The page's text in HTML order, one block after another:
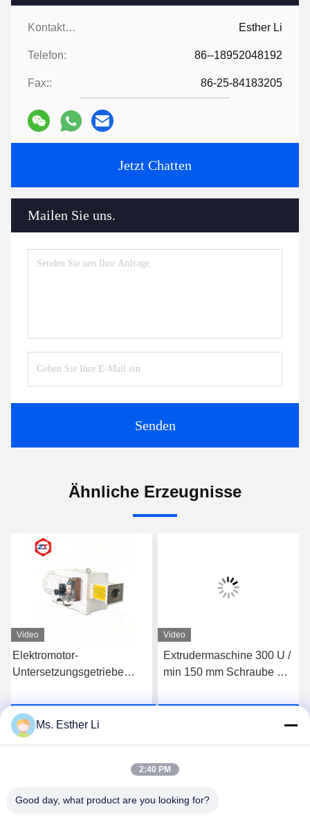
Kontaktpersonen: Esther Li
Telefon: 86--18952048192
Fax:: 86-25-84183205
Jetzt Chatten
Mailen Sie uns.
Senden
Ähnliche Erzeugnisse
Video
Elektromotor-
Untersetzungsgetriebe
1750 kW 400 U / min
Doppelschraubengetriebe
Untersetzungsgetriebetypen
Jetzt Chatten
Video
Extrudermaschine 300 U /
min 150 mm Schraube mit
Getriebe Fahrmotor
Ms. Esther Li
2:40 PM
Good day, what product are you looking for?